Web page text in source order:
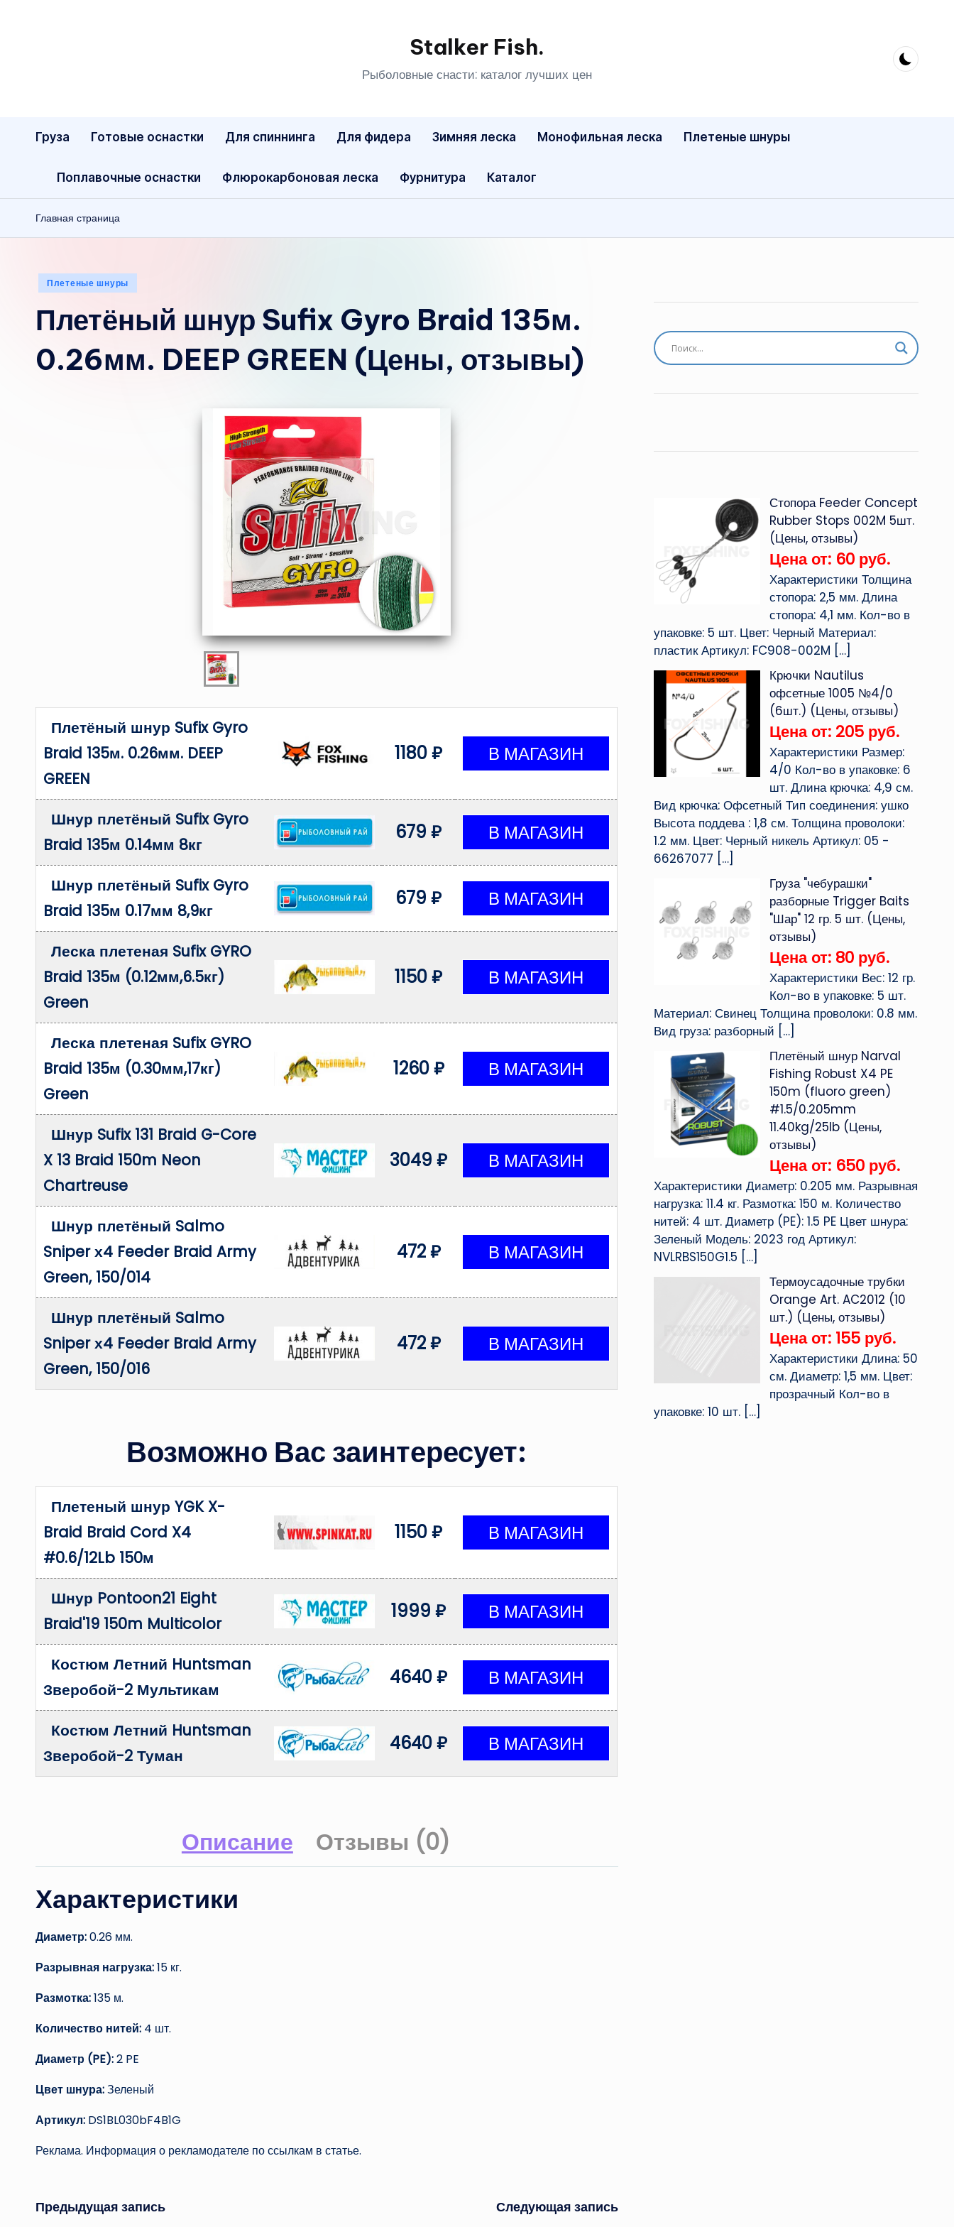
Stalker Fish.
Рыболовные снасти: каталог лучших цен
Груза Готовые оснастки Для спиннинга Для фидера Зимняя леска Монофильная леска Плетеные шнуры
Поплавочные оснастки Флюрокарбоновая леска Фурнитура Каталог
Главная страница
Опубликовано
Плетеные шнуры
Плетёный шнур Sufix Gyro Braid 135м.
0.26мм. DEEP GREEN (Цены, отзывы)
Плетёный шнур Sufix Gyro
Braid 135м. 0.26мм. DEEP
GREEN
1180 ₽
Шнур плетёный Sufix Gyro
Braid 135м 0.14мм 8кг
679 ₽
Шнур плетёный Sufix Gyro
Braid 135м 0.17мм 8,9кг
679 ₽
Леска плетеная Sufix GYRO
Braid 135м (0.12мм,6.5кг)
Green
1150 ₽
Леска плетеная Sufix GYRO
Braid 135м (0.30мм,17кг)
Green
1260 ₽
Шнур Sufix 131 Braid G-Core
X 13 Braid 150m Neon
Chartreuse
3049 ₽
Шнур плетёный Salmo
Sniper х4 Feeder Braid Army
Green, 150/014
472 ₽
Шнур плетёный Salmo
Sniper х4 Feeder Braid Army
Green, 150/016
472 ₽
Возможно Вас заинтересует:
Плетеный шнур YGK X-
Braid Braid Cord X4
#0.6/12Lb 150м
1150 ₽
Шнур Pontoon21 Eight
Braid'19 150m Multicolor
1999 ₽
Костюм Летний Huntsman
Зверобой-2 Мультикам
4640 ₽
Костюм Летний Huntsman
Зверобой-2 Туман
4640 ₽
Описание Отзывы (0)
Характеристики
Диаметр:0.26 мм.
Разрывная нагрузка:15 кг.
Размотка:135 м.
Количество нитей: 4 шт.
Диаметр (PE):2 PE
Цвет шнура:Зеленый
Артикул: DS1BL030bF4B1G
Реклама. Информация о рекламодателе по ссылкам в статье.
Навигация
Предыдущая запись Следующая запись
Стопора Feeder Concept
Rubber Stops 002M 5шт.
(Цены, отзывы)
Цена от: 60 руб.
Характеристики Толщина
стопора: 2,5 мм. Длина
стопора: 4,1 мм. Кол-во в
упаковке: 5 шт. Цвет: Черный Материал:
пластик Артикул: FC908-002M […]
Крючки Nautilus
офсетные 1005 №4/0
(6шт.) (Цены, отзывы)
Цена от: 205 руб.
Характеристики Размер:
4/0 Кол-во в упаковке: 6
шт. Длина крючка: 4,9 см.
Вид крючка: Офсетный Тип соединения: ушко
Высота поддева : 1,8 см. Толщина проволоки:
1.2 мм. Цвет: Черный никель Артикул: 05 -
66267077 […]
Груза "чебурашки"
разборные Trigger Baits
"Шар" 12 гр. 5 шт. (Цены,
отзывы)
Цена от: 80 руб.
Характеристики Вес: 12 гр.
Кол-во в упаковке: 5 шт.
Материал: Свинец Толщина проволоки: 0.8 мм.
Вид груза: разборный […]
Плетёный шнур Narval
Fishing Robust X4 PE
150m (fluoro green)
#1.5/0.205mm
11.40kg/25lb (Цены,
отзывы)
Цена от: 650 руб.
Характеристики Диаметр: 0.205 мм. Разрывная
нагрузка: 11.4 кг. Размотка: 150 м. Количество
нитей: 4 шт. Диаметр (PE): 1.5 PE Цвет шнура:
Зеленый Модель: 2023 год Артикул:
NVLRBS150G1.5 […]
Термоусадочные трубки
Orange Art. AC2012 (10
шт.) (Цены, отзывы)
Цена от: 155 руб.
Характеристики Длина: 50
см. Диаметр: 1,5 мм. Цвет:
прозрачный Кол-во в
упаковке: 10 шт.[…]